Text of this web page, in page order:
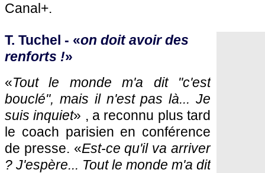
Canal+.
T. Tuchel - «on doit avoir des
renforts !»
«Tout le monde m'a dit "c'est
bouclé", mais il n'est pas là... Je
suis inquiet» , a reconnu plus tard
le coach parisien en conférence
de presse. «Est-ce qu'il va arriver
? J'espère... Tout le monde m'a dit